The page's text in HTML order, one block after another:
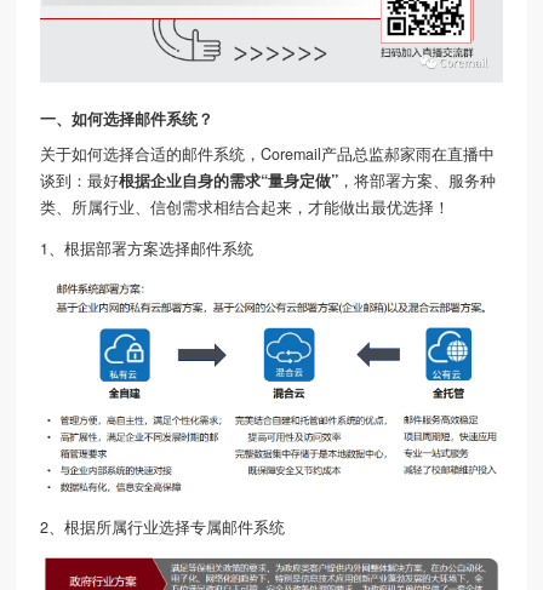
一、如何选择邮件系统？
关于如何选择合适的邮件系统，Coremail产品总监郝家雨在直播中
谈到：最好根据企业自身的需求“量身定做” ，将部署方案、服务种
类、所属行业、信创需求相结合起来，才能做出最优选择！
1、根据部署方案选择邮件系统
2、根据所属行业选择专属邮件系统